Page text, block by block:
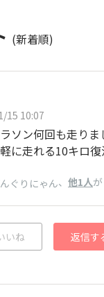
(新着順)
15 10:07
ソン何回も走り
に走れる10キロ復
ぐりにゃん、 他1人
いね 返信す